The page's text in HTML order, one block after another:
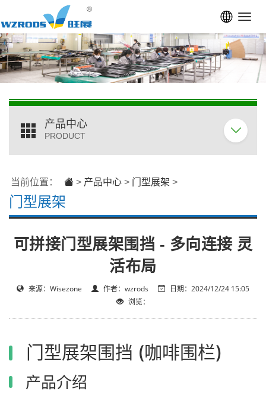
门型展架
当前位置： > 产品中心 > 门型展架 >
可拼接门型展架围挡 - 多向连接 灵
活布局
来源：Wisezone 作者：wzrods
日期：2024/12/24 15:05
浏览：
门型展架围挡 (咖啡围栏)
产品介绍
产品中心
PRODUCT